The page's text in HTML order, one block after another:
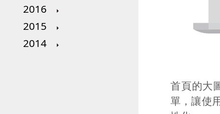
首頁的大
單，讓使
2016
2015
2014